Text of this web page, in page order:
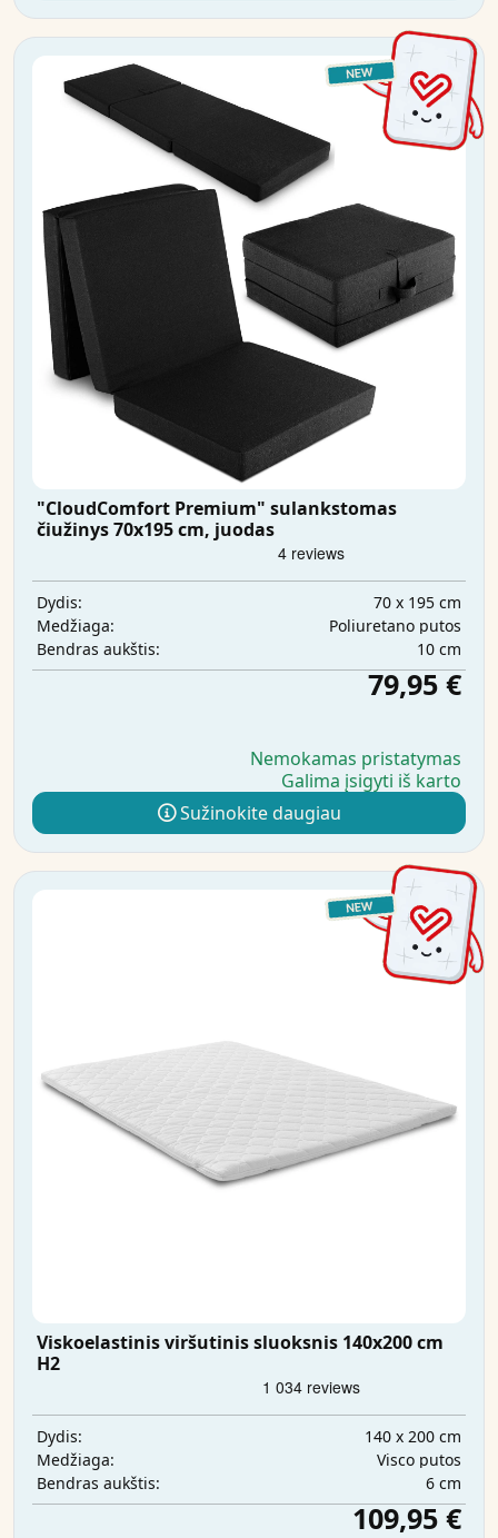
"CloudComfort Premium" sulankstomas
čiužinys 70x195 cm, juodas
Dydis:
70 x 195 cm
Medžiaga:
Poliuretano putos
Bendras aukštis:
10 cm
79,95 €
Nemokamas pristatymas
Galima įsigyti iš karto
Sužinokite daugiau
Viskoelastinis viršutinis sluoksnis 140x200 cm
H2
Dydis:
140 x 200 cm
Medžiaga:
Visco putos
Bendras aukštis:
6 cm
109,95 €